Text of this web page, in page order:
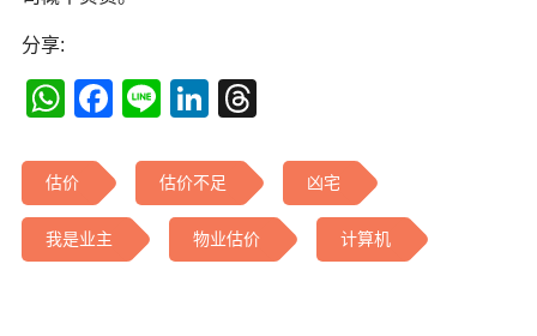
分享:
WhatsApp
Facebook
LineLinkedIn
Threads
估价 估价不足 凶宅
我是业主 物业估价 计算机